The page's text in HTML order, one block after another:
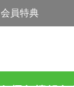
会員特典